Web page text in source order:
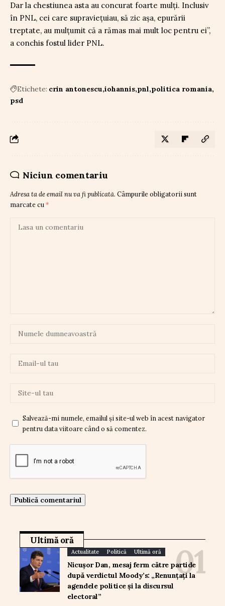
Dar la chestiunea asta au concurat foarte mulți. Inclusiv
în PNL, cei care supraviețuiau, să zic așa, epurării
treptate, au mulțumit că a rămas mai mult loc pentru ei”,
a conchis fostul lider PNL.
Etichete: crin antonescu iohannis pnl politica romania
psd
Niciun comentariu
Adresa ta de email nu va fi publicată. Câmpurile obligatorii sunt
marcate cu *
Salvează-mi numele, emailul și site-ul web în acest navigator
pentru data viitoare când o să comentez.
Ultimă oră
Actualitate Politică Ultimă oră
Nicușor Dan, mesaj ferm către partide
după verdictul Moody’s: „Renunțați la
agendele politice și la discursul
electoral”